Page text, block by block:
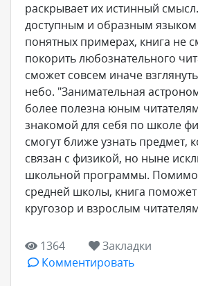
раскрывает их истинный
доступным и образным языком
понятных примерах, книга не
покорить любознательного
сможет совсем иначе
небо. "Занимательная
более полезна юным
знакомой для себя по школе
смогут ближе узнать предмет,
связан с физикой, но ныне
школьной программы.
средней школы, книга
кругозор и взрослым
1364
Закладки
Комментировать